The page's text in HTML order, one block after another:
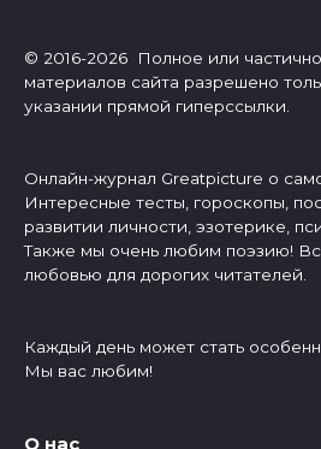
© 2016-2026 Полное или
материалов сайта разрешено
указании прямой гиперссылки.
Онлайн-журнал Greatpicture о
Интересные тесты, гороскопы,
развитии личности, эзотерике,
Также мы очень любим поэзию!
любовью для дорогих читателей.
Каждый день может стать
Мы вас любим!
О нас